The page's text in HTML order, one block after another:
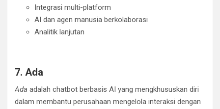
Integrasi multi-platform
AI dan agen manusia berkolaborasi
Analitik lanjutan
7. Ada
Ada adalah chatbot berbasis AI yang mengkhususkan diri
dalam membantu perusahaan mengelola interaksi dengan